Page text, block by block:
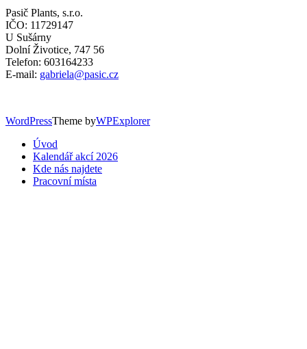
Pasič Plants, s.r.o.
IČO: 11729147
U Sušárny
Dolní Životice, 747 56
Telefon: 603164233
E-mail: gabriela@pasic.cz
WordPressTheme byWPExplorer
Úvod
Kalendář akcí 2026
Kde nás najdete
Pracovní místa